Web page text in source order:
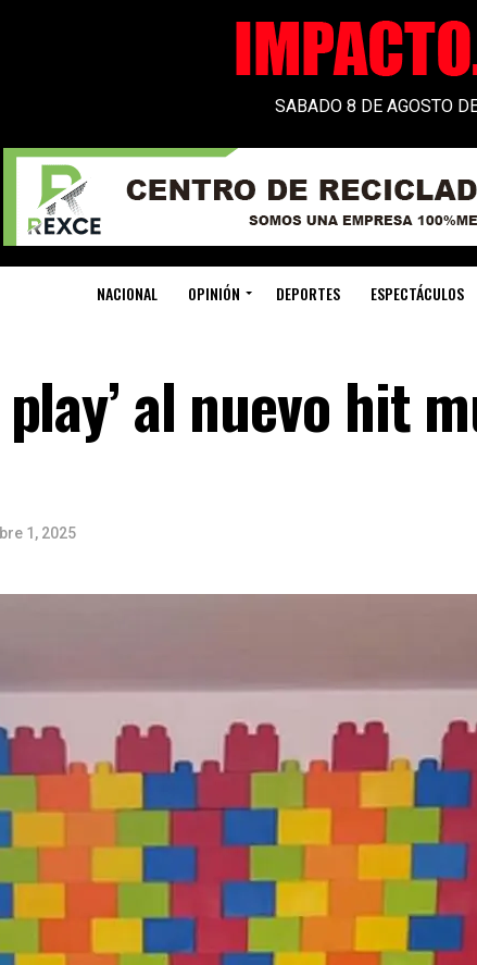
SABADO 8 DE AGOSTO
NACIONAL OPINIÓN DEPORTES ESPECTÁCULOS
play’ al nuevo hit
1, 2025